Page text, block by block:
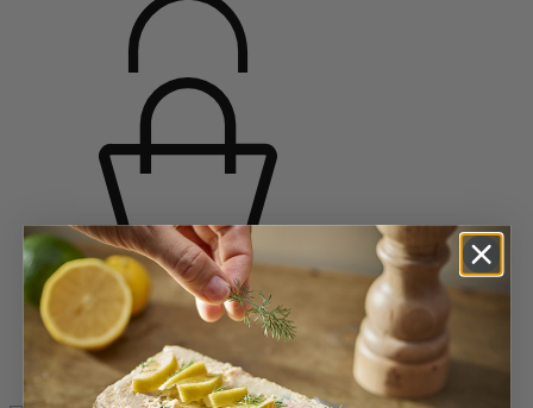
Accueil
Saveurs d'épices
Moulins à sel - salières
Moulins à sel en bois